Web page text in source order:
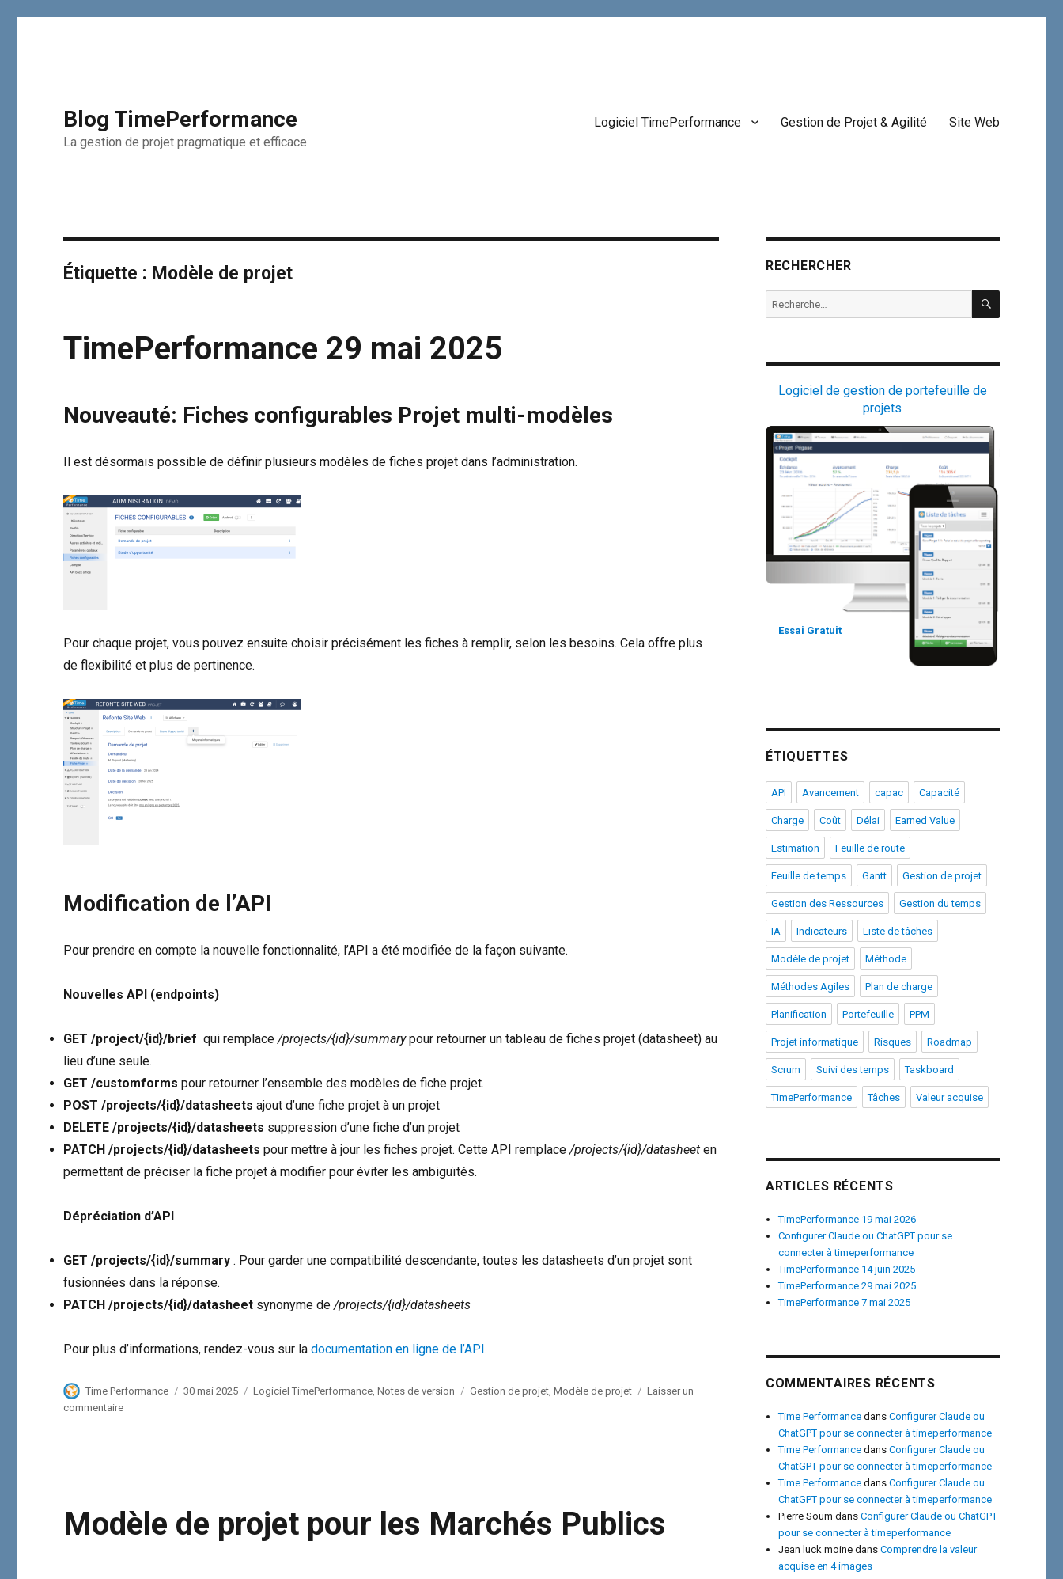
Blog TimePerformance
La gestion de projet pragmatique et efficace
Logiciel TimePerformance Gestion de Projet & Agilité Site Web
Étiquette : Modèle de projet
TimePerformance 29 mai 2025
Nouveauté: Fiches configurables Projet multi-modèles
Il est désormais possible de définir plusieurs modèles de fiches projet dans l’administration.
Pour chaque projet, vous pouvez ensuite choisir précisément les fiches à remplir, selon les besoins. Cela offre plus
de flexibilité et plus de pertinence.
Modification de l’API
Pour prendre en compte la nouvelle fonctionnalité, l’API a été modifiée de la façon suivante.
Nouvelles API (endpoints)
GET /project/{id}/brief qui remplace/projects/{id}/summarypour retourner un tableau de fiches projet (datasheet) au
lieu d’une seule.
GET /customforms pour retourner l’ensemble des modèles de fiche projet.
POST /projects/{id}/datasheets ajout d’une fiche projet à un projet
DELETE /projects/{id}/datasheets suppression d’une fiche d’un projet
PATCH /projects/{id}/datasheets pour mettre à jour les fiches projet. Cette API remplace/projects/{id}/datasheet en
permettant de préciser la fiche projet à modifier pour éviter les ambiguïtés.
Dépréciation d’API
GET /projects/{id}/summary . Pour garder une compatibilité descendante, toutes les datasheets d’un projet sont
fusionnées dans la réponse.
PATCH /projects/{id}/datasheet synonyme de/projects/{id}/datasheets
Pour plus d’informations, rendez-vous sur ladocumentation en ligne de l’API.
Auteur
Time Performance
Publié
30 mai 2025 Catégories
Logiciel TimePerformance,Notes de version Étiquettes
Gestion de projet,Modèle de projet
Laisser un
commentairesur
Modèle de projet pour les Marchés Publics
RECHERCHER
Recherche
pour :
RECHERCHE
Logiciel de gestion de portefeuille de
projets
Essai Gratuit
ÉTIQUETTES
API Avancement capac Capacité
Charge Coût Délai Earned Value
Estimation Feuille de route
Feuille de temps Gantt Gestion de projet
Gestion des Ressources Gestion du temps
IA Indicateurs Liste de tâches
Modèle de projet Méthode
Méthodes Agiles Plan de charge
Planification Portefeuille PPM
Projet informatique Risques Roadmap
Scrum Suivi des temps Taskboard
TimePerformance Tâches Valeur acquise
ARTICLES RÉCENTS
TimePerformance 19 mai 2026
Configurer Claude ou ChatGPT pour se
connecter à timeperformance
TimePerformance 14 juin 2025
TimePerformance 29 mai 2025
TimePerformance 7 mai 2025
COMMENTAIRES RÉCENTS
Time Performance dansConfigurer Claude ou
ChatGPT pour se connecter à timeperformance
Time Performance dansConfigurer Claude ou
ChatGPT pour se connecter à timeperformance
Time Performance dansConfigurer Claude ou
ChatGPT pour se connecter à timeperformance
Pierre Soum dansConfigurer Claude ou ChatGPT
pour se connecter à timeperformance
Jean luck moine dansComprendre la valeur
acquise en 4 images